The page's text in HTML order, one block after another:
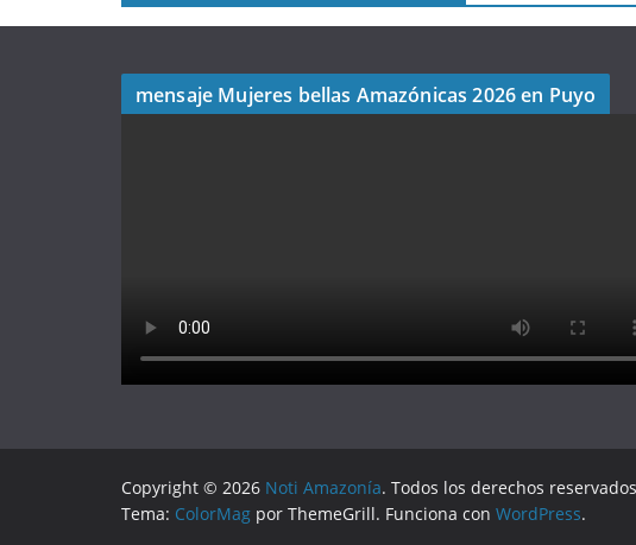
mensaje Mujeres bellas Amazónicas 2026 en Puyo
Copyright © 2026 Noti Amazonía. Todos los derechos
Tema: ColorMag por ThemeGrill. Funciona con WordPress.